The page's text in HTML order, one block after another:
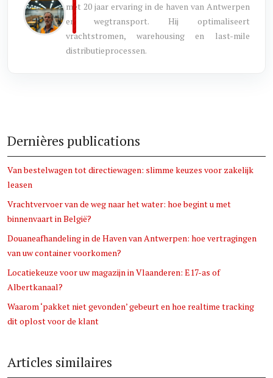
met 20 jaar ervaring in de haven van Antwerpen
en wegtransport. Hij optimaliseert
vrachtstromen, warehousing en last-mile
distributieprocessen.
Dernières publications
Van bestelwagen tot directiewagen: slimme keuzes voor zakelijk
leasen
Vrachtvervoer van de weg naar het water: hoe begint u met
binnenvaart in België?
Douaneafhandeling in de Haven van Antwerpen: hoe vertragingen
van uw container voorkomen?
Locatiekeuze voor uw magazijn in Vlaanderen: E17-as of
Albertkanaal?
Waarom ‘pakket niet gevonden’ gebeurt en hoe realtime tracking
dit oplost voor de klant
Articles similaires